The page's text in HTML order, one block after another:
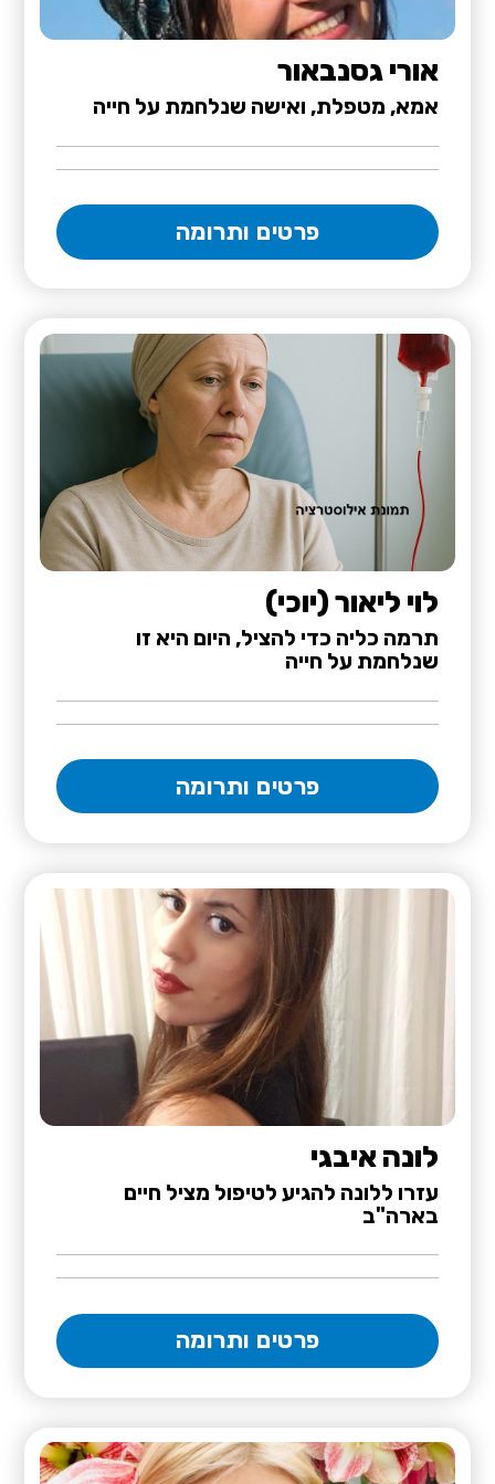
אורי גסנבאור
אמא, מטפלת, ואישה שנלחמת על חייה
פרטים ותרומה
לוי ליאור (יוכי)
תרמה כליה כדי להציל, היום היא זו
שנלחמת על חייה
פרטים ותרומה
לונה איבגי
עזרו ללונה להגיע לטיפול מציל חיים
בארה"ב
פרטים ותרומה